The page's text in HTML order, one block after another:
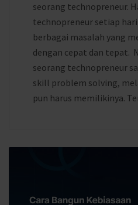
seorang technopreneur.
technopreneur setiap
berbagai masalah yang
dengan cepat dan tepat.
seorang technopreneur
skill problem solving,
pun harus memilikinya.